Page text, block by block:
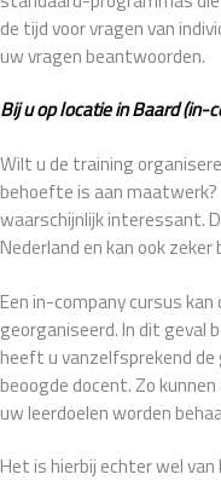
de tijd voor vragen van
uw vragen beantwoorden.
Bij u op locatie in Baard (in-
Wilt u de training
behoefte is aan
waarschijnlijk interessant.
Nederland en kan ook
Een in-company cursus
georganiseerd. In dit
heeft u vanzelfsprekend de
beoogde docent. Zo
uw leerdoelen worden
Het is hierbij echter wel